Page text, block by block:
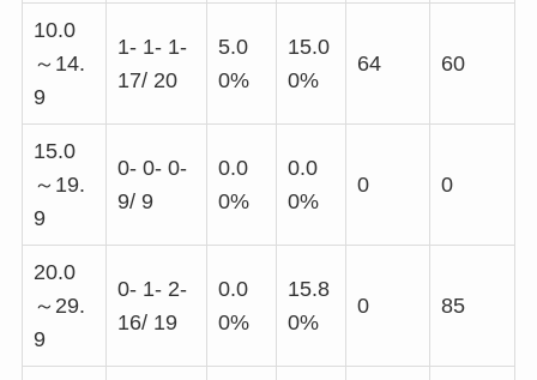
10.0
～14.
9
1- 1- 1-
17/ 20
5.0
0%
15.0
0%
64 60
15.0
～19.
9
0- 0- 0-
9/ 9
0.0
0%
0.0
0%
0 0
20.0
～29.
9
0- 1- 2-
16/ 19
0.0
0%
15.8
0%
0 85